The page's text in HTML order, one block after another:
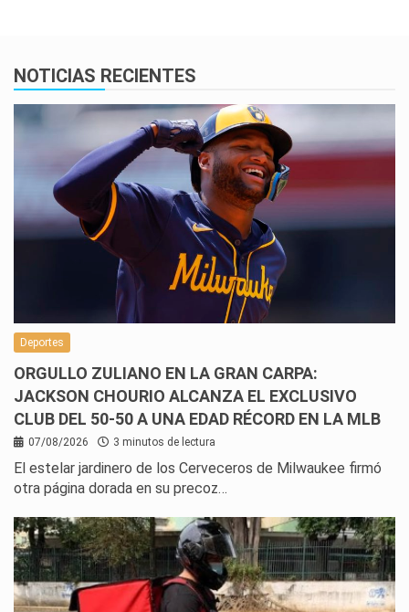
NOTICIAS RECIENTES
Deportes
ORGULLO ZULIANO EN LA GRAN CARPA:
JACKSON CHOURIO ALCANZA EL EXCLUSIVO
CLUB DEL 50-50 A UNA EDAD RÉCORD EN LA MLB
07/08/2026 3 minutos de lectura
El estelar jardinero de los Cerveceros de Milwaukee firmó
otra página dorada en su precoz…